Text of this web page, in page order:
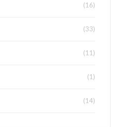
(16)
(33)
(11)
(1)
(14)